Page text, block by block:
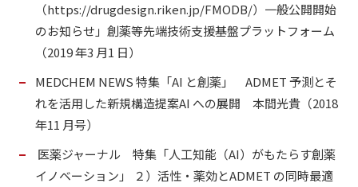
（https://drugdesign.riken.jp/FMODB/）一般公開開始
のお知らせ」創薬等先端技術支援基盤プラットフォーム
（2019 年3 月1 日）
MEDCHEM NEWS 特集「AI と創薬」 ADMET 予測とそ
れを活⽤した新規構造提案AI への展開 本間光貴（2018
年11 月号）
医薬ジャーナル 特集「人工知能（AI）がもたらす創薬
イノベーション」 ２）活性・薬効とADMET の同時最適